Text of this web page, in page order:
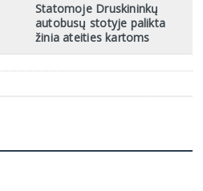
Statomoje Druskininkų
autobusų stotyje palikta
žinia ateities kartoms